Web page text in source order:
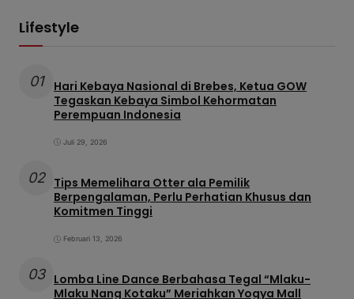
Lifestyle
01
Hari Kebaya Nasional di Brebes, Ketua GOW
Tegaskan Kebaya Simbol Kehormatan
Perempuan Indonesia
Juli 29, 2026
02 Tips Memelihara Otter ala Pemilik
Berpengalaman, Perlu Perhatian Khusus dan
Komitmen Tinggi
Februari 13, 2026
03 Lomba Line Dance Berbahasa Tegal “Mlaku-
Mlaku Nang Kotaku” Meriahkan Yogya Mall